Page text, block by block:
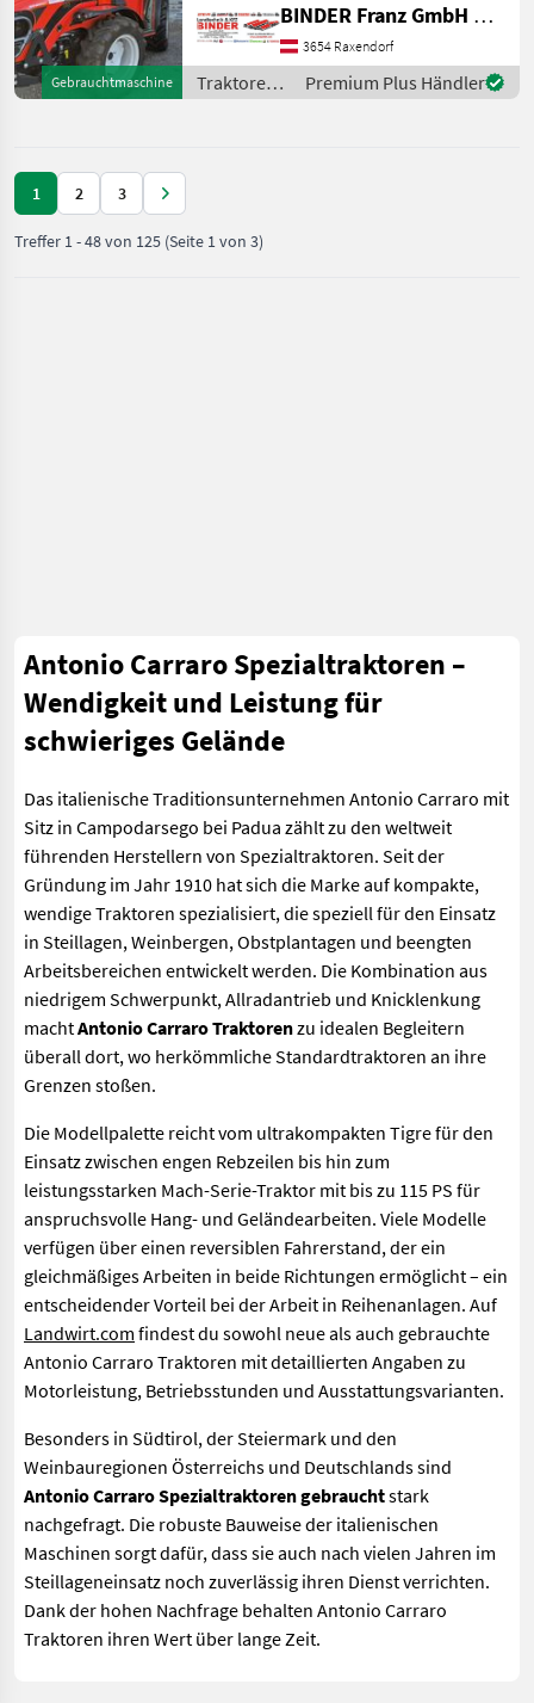
Gebrauchtmaschine
Kabine,
Zapfwellendrehzahl:
540/750,
Höchstgeschwindigkeit in
BINDER Franz GmbH & CoKG
3654 Raxendorf
Traktoren /
Antonio
Premium Plus Händler
1 2 3
Treffer 1-48von 125 (Seite 1 von 3)
Antonio Carraro Spezialtraktoren –
Wendigkeit und Leistung für
schwieriges Gelände
Das italienische Traditionsunternehmen Antonio Carraro mit
Sitz in Campodarsego bei Padua zählt zu den weltweit
führenden Herstellern von Spezialtraktoren. Seit der
Gründung im Jahr 1910 hat sich die Marke auf kompakte,
wendige Traktoren spezialisiert, die speziell für den Einsatz
in Steillagen, Weinbergen, Obstplantagen und beengten
Arbeitsbereichen entwickelt werden. Die Kombination aus
niedrigem Schwerpunkt, Allradantrieb und Knicklenkung
machtAntonio Carraro Traktorenzu idealen Begleitern
überall dort, wo herkömmliche Standardtraktoren an ihre
Grenzen stoßen.
Die Modellpalette reicht vom ultrakompakten Tigre für den
Einsatz zwischen engen Rebzeilen bis hin zum
leistungsstarken Mach-Serie-Traktor mit bis zu 115 PS für
anspruchsvolle Hang- und Geländearbeiten. Viele Modelle
verfügen über einen reversiblen Fahrerstand, der ein
gleichmäßiges Arbeiten in beide Richtungen ermöglicht – ein
entscheidender Vorteil bei der Arbeit in Reihenanlagen. Auf
Landwirt.com findest du sowohl neue als auch gebrauchte
Antonio Carraro Traktoren mit detaillierten Angaben zu
Motorleistung, Betriebsstunden und Ausstattungsvarianten.
Besonders in Südtirol, der Steiermark und den
Weinbauregionen Österreichs und Deutschlands sind
Antonio Carraro Spezialtraktoren gebrauchtstark
nachgefragt. Die robuste Bauweise der italienischen
Maschinen sorgt dafür, dass sie auch nach vielen Jahren im
Steillageneinsatz noch zuverlässig ihren Dienst verrichten.
Dank der hohen Nachfrage behalten Antonio Carraro
Traktoren ihren Wert über lange Zeit.